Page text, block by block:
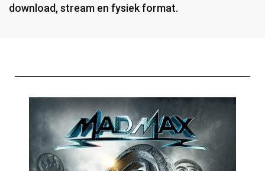
download, stream en fysiek format.